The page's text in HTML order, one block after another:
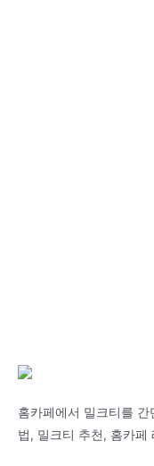
홈카페에서 밀크티를
법, 밀크티 추천, 홈카페